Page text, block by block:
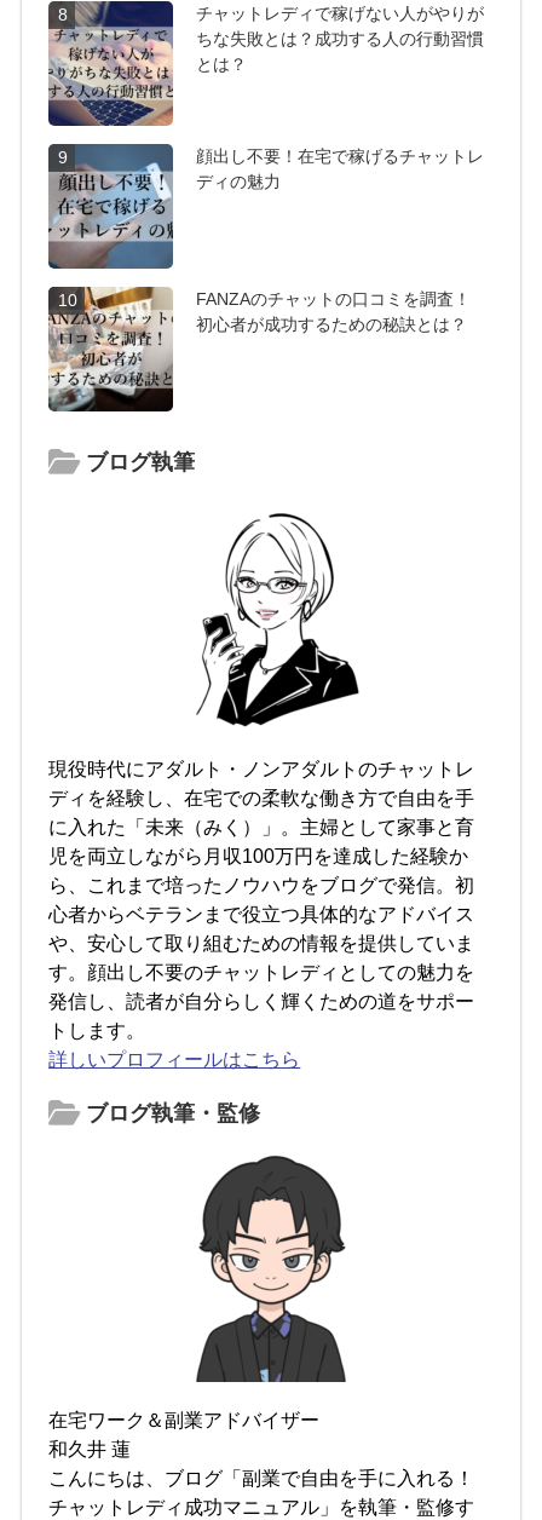
8
チャットレディで稼げない人がやりが
ちな失敗とは？成功する人の行動習慣
とは？
9
顔出し不要！在宅で稼げるチャットレ
ディの魅力
10
FANZAのチャットの口コミを調査！
初心者が成功するための秘訣とは？
ブログ執筆
現役時代にアダルト・ノンアダルトのチャットレ
ディを経験し、在宅での柔軟な働き方で自由を手
に入れた「未来（みく）」。主婦として家事と育
児を両立しながら月収100万円を達成した経験か
ら、これまで培ったノウハウをブログで発信。初
心者からベテランまで役立つ具体的なアドバイス
や、安心して取り組むための情報を提供していま
す。顔出し不要のチャットレディとしての魅力を
発信し、読者が自分らしく輝くための道をサポー
トします。
詳しいプロフィールはこちら
ブログ執筆・監修
在宅ワーク＆副業アドバイザー
和久井 蓮
こんにちは、ブログ「副業で自由を手に入れる！
チャットレディ成功マニュアル」を執筆・監修す